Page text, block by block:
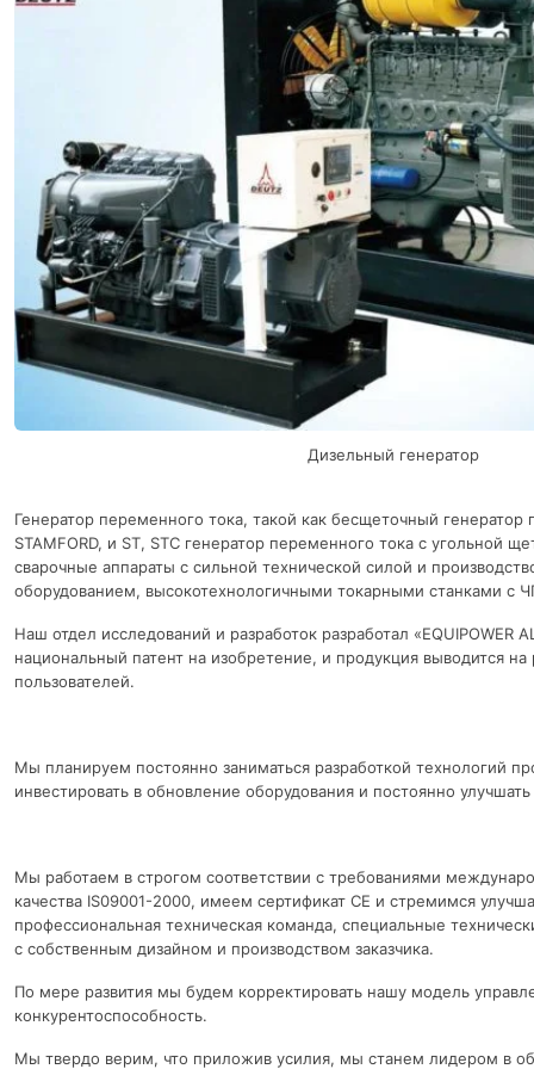
Дизельный генератор
Генератор переменного тока, такой как бесщеточный
STAMFORD, и ST, STC генератор переменного тока с угольной
сварочные аппараты с сильной технической силой и
оборудованием, высокотехнологичными токарными станками с
Наш отдел исследований и разработок разработал «EQUIPOWER
национальный патент на изобретение, и продукция выводится
пользователей.
Мы планируем постоянно заниматься разработкой технологий
инвестировать в обновление оборудования и постоянно
Мы работаем в строгом соответствии с требованиями
качества IS09001-2000, имеем сертификат CE и стремимся
профессиональная техническая команда, специальные
с собственным дизайном и производством заказчика.
По мере развития мы будем корректировать нашу модель
конкурентоспособность.
Мы твердо верим, что приложив усилия, мы станем лидером в